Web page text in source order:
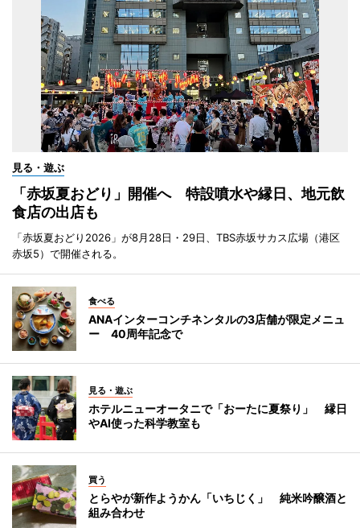
見る・遊ぶ
「赤坂夏おどり」開催へ 特設噴水や縁日、地元飲
食店の出店も
「赤坂夏おどり2026」が8月28日・29日、TBS赤坂サカス広場（港区
赤坂5）で開催される。
食べる
ANAインターコンチネンタルの3店舗が限定メニュ
ー 40周年記念で
見る・遊ぶ
ホテルニューオータニで「おーたに夏祭り」 縁日
やAI使った科学教室も
買う
とらやが新作ようかん「いちじく」 純米吟醸酒と
組み合わせ